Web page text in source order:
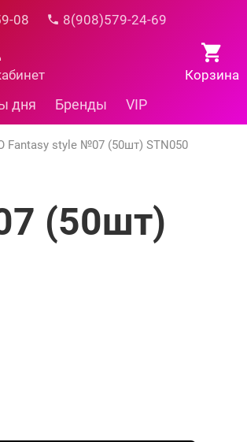
08 8(908)579-24-69
Корзина
дня Бренды VIP
Fantasy style №07 (50шт) STN050
(50шт)